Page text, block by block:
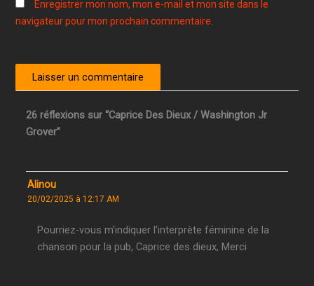
Enregistrer mon nom, mon e-mail et mon site dans le
navigateur pour mon prochain commentaire.
26 réflexions sur “Caprice Des Dieux / Washington Jr
Grover”
Alinou
20/02/2025 à 12:17 AM
Pourriez-vous m’indiquer l’interprète féminine de la
chanson pour la pub, Caprice des dieux, Merci